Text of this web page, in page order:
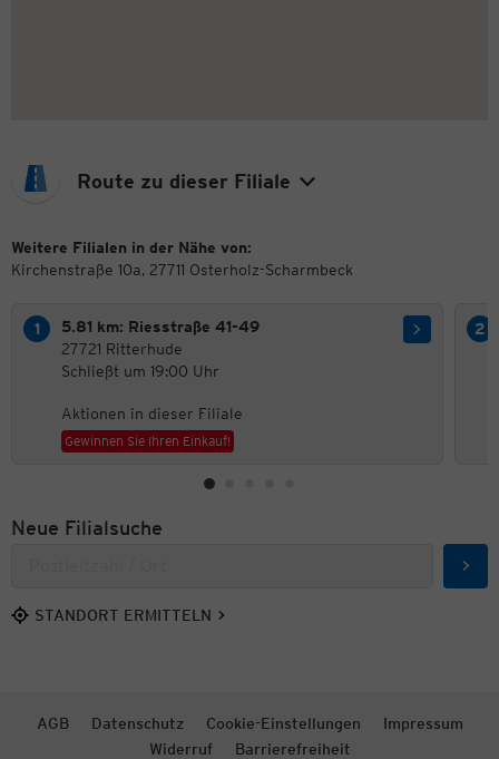
Route zu dieser Filiale
Weitere Filialen in der Nähe von:
Kirchenstraße 10a, 27711 Osterholz-Scharmbeck
5.81 km: Riesstraße 41-49
27721 Ritterhude
Schließt um 19:00 Uhr
Aktionen in dieser Filiale
Gewinnen Sie Ihren Einkauf!
Neue Filialsuche
STANDORT ERMITTELN
AGB Datenschutz Cookie-Einstellungen
Impressum
Widerruf
Barrierefreiheit